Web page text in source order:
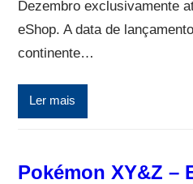
Dezembro exclusivamente
eShop. A data de
continente…
Ler mais
Pokémon XY&Z –